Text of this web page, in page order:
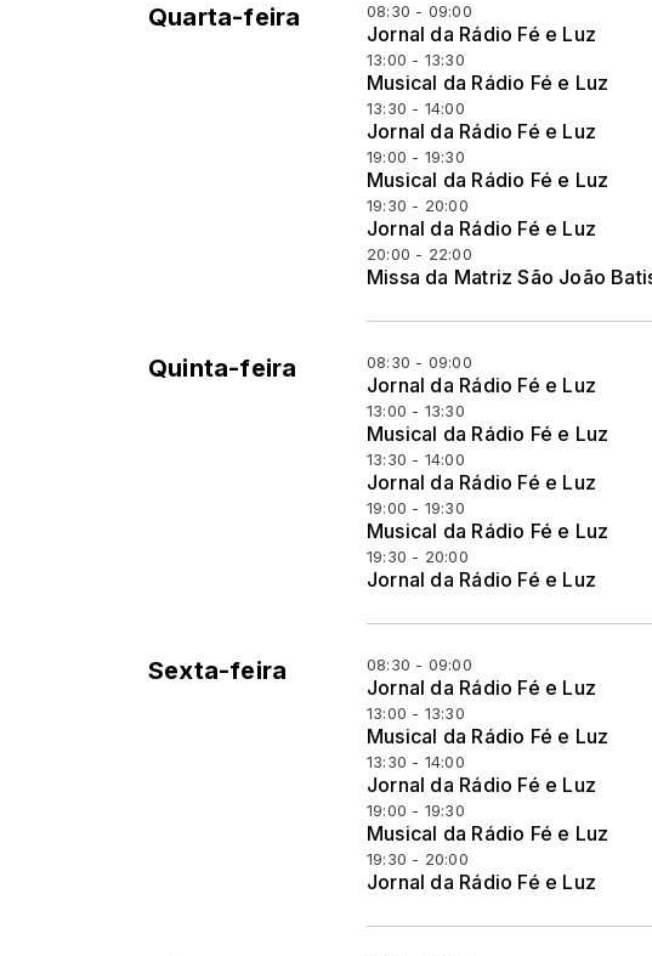
Quarta-feira 08:30 - 09:00
Jornal da Rádio Fé e Luz
13:00 - 13:30
Musical da Rádio Fé e Luz
13:30 - 14:00
Jornal da Rádio Fé e Luz
19:00 - 19:30
Musical da Rádio Fé e Luz
19:30 - 20:00
Jornal da Rádio Fé e Luz
20:00 - 22:00
Missa da Matriz São João
Quinta-feira 08:30 - 09:00
Jornal da Rádio Fé e Luz
13:00 - 13:30
Musical da Rádio Fé e Luz
13:30 - 14:00
Jornal da Rádio Fé e Luz
19:00 - 19:30
Musical da Rádio Fé e Luz
19:30 - 20:00
Jornal da Rádio Fé e Luz
Sexta-feira 08:30 - 09:00
Jornal da Rádio Fé e Luz
13:00 - 13:30
Musical da Rádio Fé e Luz
13:30 - 14:00
Jornal da Rádio Fé e Luz
19:00 - 19:30
Musical da Rádio Fé e Luz
19:30 - 20:00
Jornal da Rádio Fé e Luz